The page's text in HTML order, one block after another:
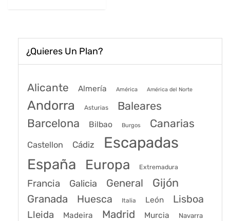
¿Quieres Un Plan?
Alicante Almería América América del Norte
Andorra Asturias Baleares
Barcelona Bilbao Burgos Canarias
Castellon Cádiz Escapadas
España Europa Extremadura
Francia Galicia General Gijón
Granada Huesca Italia León Lisboa
Lleida Madeira Madrid Murcia Navarra